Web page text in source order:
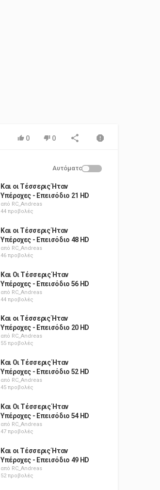
0 0
Αυτόματο
Και οι Τέσσερις Ήταν
Υπέροχες - Επεισόδιο 21 HD
από RC_Andreas
44 προβολές
Και οι Τέσσερις Ήταν
Υπέροχες - Επεισόδιο 48 HD
από RC_Andreas
46 προβολές
Και Οι Τέσσερις Ήταν
Υπέροχες - Επεισόδιο 56 HD
από RC_Andreas
44 προβολές
Και οι Τέσσερις Ήταν
Υπέροχες - Επεισόδιο 20 HD
από RC_Andreas
55 προβολές
Και Οι Τέσσερις Ήταν
Υπέροχες - Επεισόδιο 52 HD
από RC_Andreas
45 προβολές
Και Οι Τέσσερις Ήταν
Υπέροχες - Επεισόδιο 54 HD
από RC_Andreas
47 προβολές
Και οι Τέσσερις Ήταν
Υπέροχες - Επεισόδιο 49 HD
από RC_Andreas
52 προβολές